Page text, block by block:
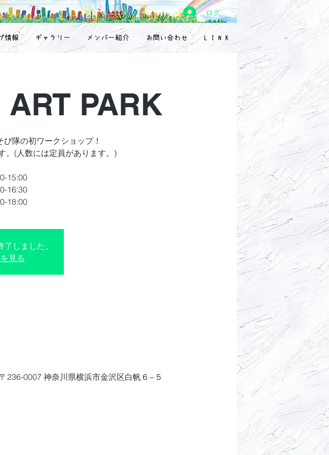
ログイン
情報 ギャラリー メンバー紹介 お問い合わせ L I N K
PARK
隊の初ワークショップ！
。(人数には定員があります。)
15:00
16:30
18:00
しました。
見る
236-0007 神奈川県横浜市金沢区白帆６−５